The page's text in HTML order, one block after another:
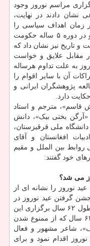
مراسم نوروز وجود
نشان دادند در نهایت،
زمان اهداف سیاسی را
تحت تاثیر قرار دهد. نوروز در افغانستان و در دوره ۵ ساله حکومت
تاریخ نیز نشان داد که
مقابل علایق و خواست
به علت تداوم هرساله
آن با سایر اقوام را
پژوهشگران ایرانی و
دارد.
قاسم»، مترجم و استاد
«آرگن بختی بیک»، دانش
ملی قرقیزستان،
افغانستان و آقای
روابط بین الملل و مقیم
خود گفتند:
می شد؟
نوروز را نشانه ای از
دانسته و بنا بر این در سال ۱۹۲۶ جشن گرفتن عید نوروز در
قزاقستان ممنوع گردید. از آن به بعد و در طول ۶۲ سال برگزاری این
مراسم به فراموشی سپرده شد. پس از ۶۲ سال که از ممنوع شدن
شاعر مشهور و فعال
اقدام نمود و برای